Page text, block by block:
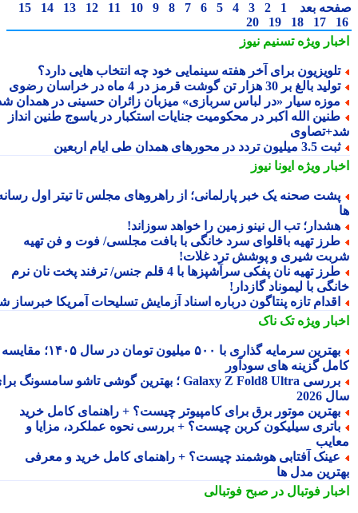
بعد 1
2
3
4
5
6
7
8
9
10
11
12
13
14
15
17
18
19
20
ویژهتسنیم نیوز
برای آخر هفته سینمایی خود چه انتخاب هایی دارد؟
بالغ بر 30 هزار تن گوشت قرمز در 4 ماه در خراسان رضوی
سیار «در لباس سربازی» میزبان زائران حسینی در همدان شد
الله اکبر در محکومیت جنایات استکبار در یاسوج طنین انداز
تردد در محورهای همدان طی ایام اربعین
ویژهایونا نیوز
صحنه یک خبر پارلمانی؛ از راهروهای مجلس تا تیتر اول رسانه
تب ال نینو زمین را خواهد سوزاند!
تهیه باقلوای سرد خانگی با بافت مجلسی/ فوت و فن تهیه
شیری و پوشش ترد غلات!
طرز تهیه نان پفکی سرآشپزها با 4 قلم جنس/ ترفند پخت نان نرم
با لیموناد گازدار!
تازه پنتاگون درباره اسناد آزمایش تسلیحات آمریکا خبرساز شد
ویژهتک ناک
بهترین سرمایه گذاری با ۵۰۰ میلیون تومان در سال ۱۴۰۵؛ مقایسه
گزینه های سودآور
بررسی Galaxy Z Fold8 Ultra ؛ بهترین گوشی تاشو سامسونگ برای
2026
موتور برق برای کامپیوتر چیست؟ + راهنمای کامل خرید
سیلیکون کربن چیست؟ + بررسی نحوه عملکرد، مزایا و
آفتابی هوشمند چیست؟ + راهنمای کامل خرید و معرفی
مدل ها
فوتبال در صبح فوتبالی